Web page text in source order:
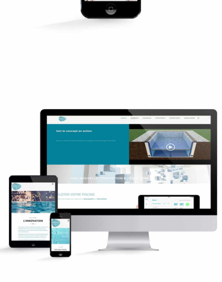
Newsletter